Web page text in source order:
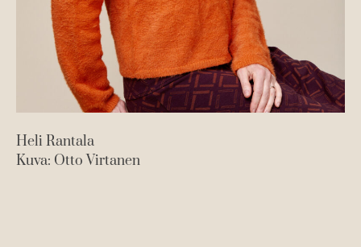
Heli Rantala
Kuva: Otto Virtanen